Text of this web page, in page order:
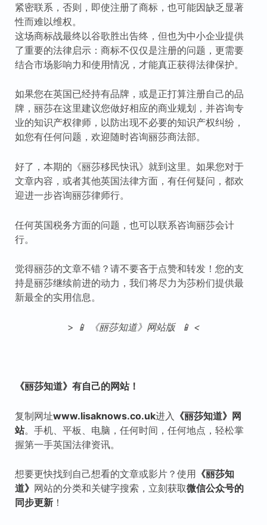
紧密联系，否则，即使注册了商标，也可能因缺乏显著
性而难以维权。
这场商标战最终以谷歌胜出告终，但也为中小企业提供
了重要的法律启示：商标不仅仅是注册的问题，更需要
结合市场影响力和使用情况，才能真正获得法律保护。
如果您在英国已经持有品牌，或是正打算注册自己的品
牌，丽莎在这里建议您做好相应的商业规划，并咨询专
业的知识产权律师，以防出现不必要的知识产权纠纷，
如您有任何问题，欢迎随时咨询丽莎商法部。
好了，本期的《丽莎移民快讯》就到这里。如果您对于
文章内容，或者其他英国法律方面，有任何疑问，都欢
迎进一步咨询丽莎律师行。
任何英国税务方面的问题，也可以联系咨询丽莎会计
行。
觉得丽莎的文章不错？请不要吝于点赞和转发！您的支
持是丽莎继续前进的动力，我们将尽力为莎粉们提供最
新最全的实用信息。
> 📱 《丽莎知道》网站版 📱 <
《丽莎知道》有自己的网站！
复制网址www.lisaknows.co.uk进入 《丽莎知道》网
站。手机、平板、电脑，任何时间，任何地点，轻松掌
握第一手英国法律资讯。
想要更快找到自己想看的文章或影片？使用 《丽莎知
道》 网站的分类和关键字搜索，立刻获取微信公众号的
同步更新！